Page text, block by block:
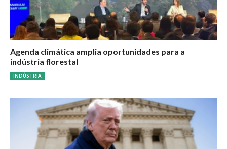
Agenda climática amplia oportunidades para a
indústria florestal
INDÚSTRIA